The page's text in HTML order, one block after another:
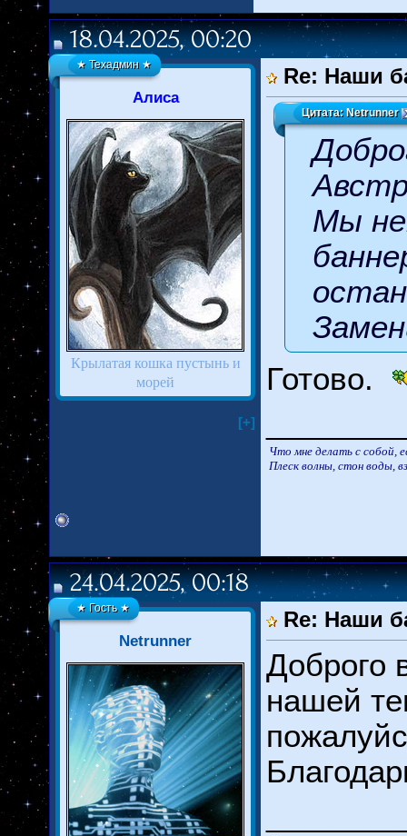
18.04.2025, 00:20
Алиса
★ Техадмин ★
Крылатая кошка пустынь и
морей
[+]
Re: Наши
Цитата:Netrunner
Мы
Готово.
Что мне делать с собой,
Плеск волны, стон воды,
24.04.2025, 00:18
Netrunner
★ Гость ★ Re: Наши
Доброго
нашей